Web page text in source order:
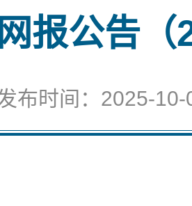
网报公告
布时间：2025-10-